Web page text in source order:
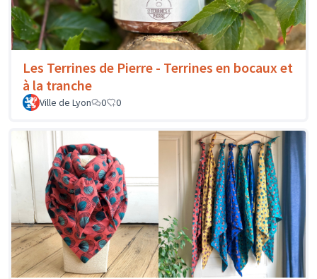
Les Terrines de Pierre - Terrines en bocaux et
à la tranche
Ville de Lyon 0 0